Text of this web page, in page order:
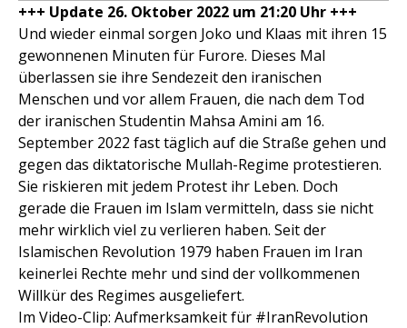
+++ Update 26. Oktober 2022 um 21:20 Uhr +++
Und wieder einmal sorgen Joko und Klaas mit ihren 15
gewonnenen Minuten für Furore. Dieses Mal
überlassen sie ihre Sendezeit den iranischen
Menschen und vor allem Frauen, die nach dem Tod
der iranischen Studentin Mahsa Amini am 16.
September 2022 fast täglich auf die Straße gehen und
gegen das diktatorische Mullah-Regime protestieren.
Sie riskieren mit jedem Protest ihr Leben. Doch
gerade die Frauen im Islam vermitteln, dass sie nicht
mehr wirklich viel zu verlieren haben. Seit der
Islamischen Revolution 1979 haben Frauen im Iran
keinerlei Rechte mehr und sind der vollkommenen
Willkür des Regimes ausgeliefert.
Im Video-Clip: Aufmerksamkeit für #IranRevolution